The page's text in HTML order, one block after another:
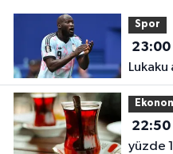
Spor
23:00Fenerbahçe'de Romelu
22:50ÇAYKUR kuru çay fiyatlarına
yüzde